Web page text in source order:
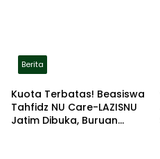
Berita
Kuota Terbatas! Beasiswa
Tahfidz NU Care-LAZISNU
Jatim Dibuka, Buruan